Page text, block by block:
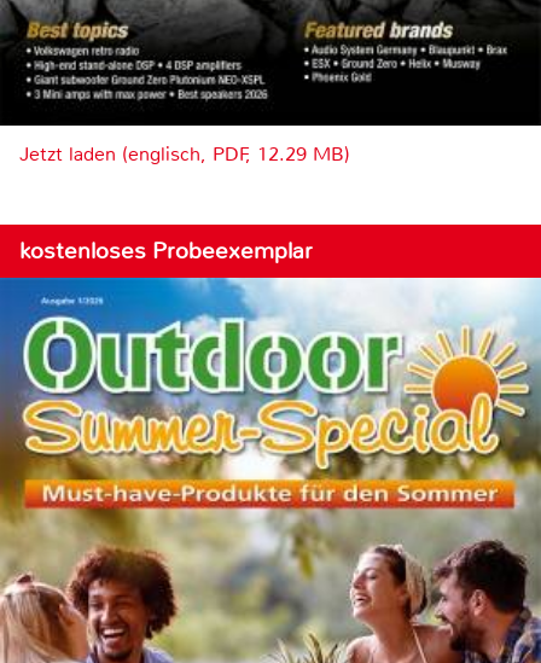
Jetzt laden (englisch, PDF, 12.29 MB)
kostenloses Probeexemplar